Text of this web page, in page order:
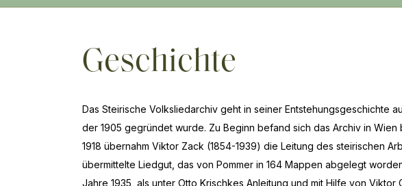
Geschichte
Das Steirische Volksliedarchiv geht in seiner Entstehungsgeschichte
der 1905 gegründet wurde. Zu Be­ginn be­fand sich das Ar­chiv in
1918 übernahm Viktor Zack (1854-1939) die Leitung des steirischen
übermittelte Liedgut, das von Pommer in 164 Mappen abgelegt
Jahre 1935, als unter Otto Krisch­kes An­lei­tung und mit Hilfe von